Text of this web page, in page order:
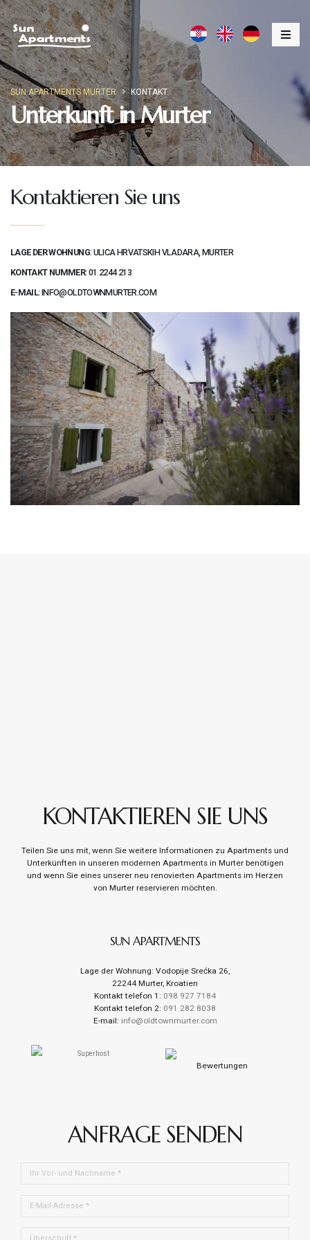
SUN APARTMENTS MURTER KONTAKT
Unterkunft in Murter
Kontaktieren Sie uns
LAGE DER WOHNUNG: ULICA HRVATSKIH VLADARA, MURTER
KONTAKT NUMMER: 01 2244 213
E-MAIL: INFO@OLDTOWNMURTER.COM
KONTAKTIEREN SIE UNS
Teilen Sie uns mit, wenn Sie weitere Informationen zu Apartments und
Unterkünften in unseren modernen Apartments in Murter benötigen
und wenn Sie eines unserer neu renovierten Apartments im Herzen
von Murter reservieren möchten.
SUN APARTMENTS
Lage der Wohnung: Vodopije Srećka 26,
22244 Murter, Kroatien
Kontakt telefon 1: 098 927 7184
Kontakt telefon 2: 091 282 8038
E-mail: info@oldtownmurter.com
Bewertungen
ANFRAGE SENDEN